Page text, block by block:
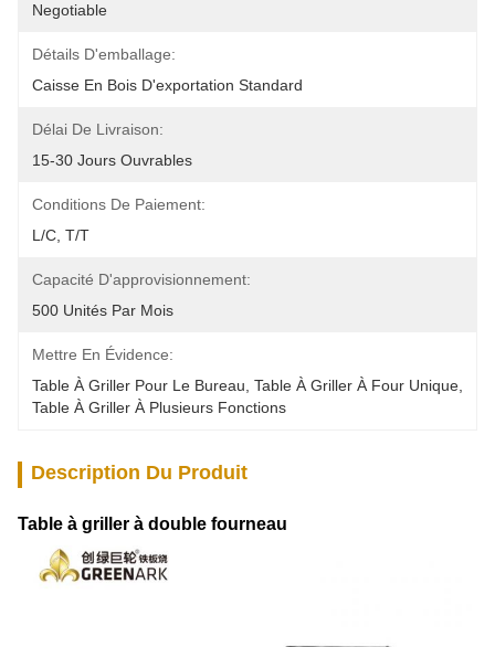
Negotiable
Détails D'emballage:
Caisse En Bois D'exportation Standard
Délai De Livraison:
15-30 Jours Ouvrables
Conditions De Paiement:
L/C, T/T
Capacité D'approvisionnement:
500 Unités Par Mois
Mettre En Évidence:
Table À Griller Pour Le Bureau Table À Griller À Four Unique
Table À Griller À Plusieurs Fonctions
Description Du Produit
Table à griller à double fourneau